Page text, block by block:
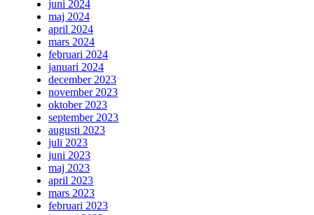
juni 2024
maj 2024
april 2024
mars 2024
februari 2024
januari 2024
december 2023
november 2023
oktober 2023
september 2023
augusti 2023
juli 2023
juni 2023
maj 2023
april 2023
mars 2023
februari 2023